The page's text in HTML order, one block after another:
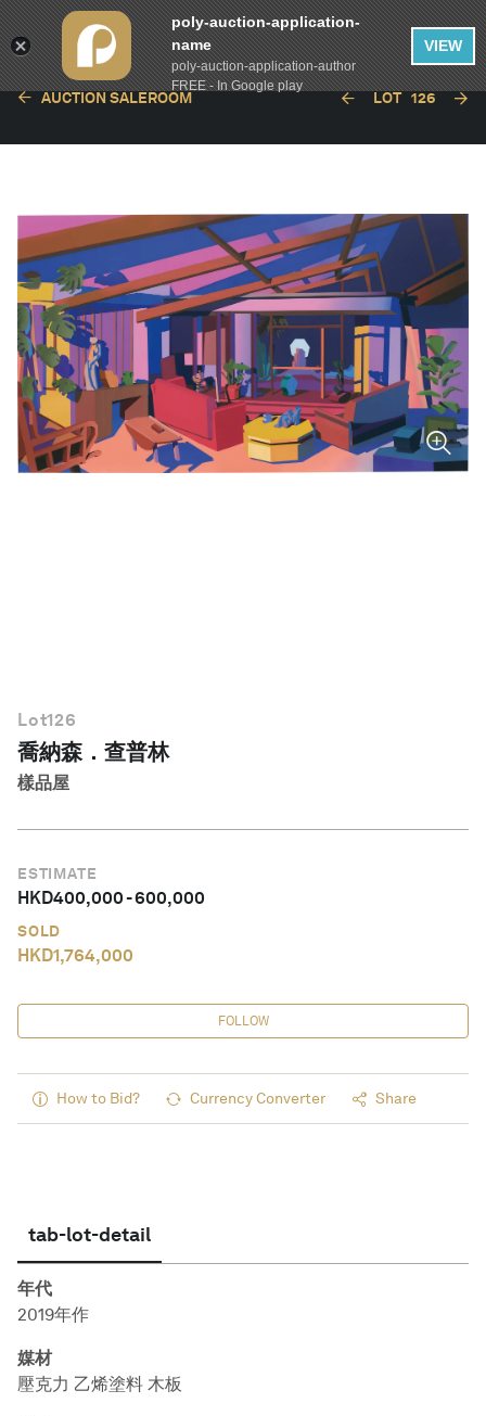
AUCTION SALEROOM LOT 126
Lot126
喬納森．查普林
樣品屋
ESTIMATE
HKD400,000-600,000
SOLD
HKD1,764,000
FOLLOW
How to Bid? Currency Converter Share
tab-lot-detail
年代
2019年作
媒材
壓克力 乙烯塗料 木板
poly-auction-application-
name
poly-auction-application-author
FREE - In Google play
VIEW